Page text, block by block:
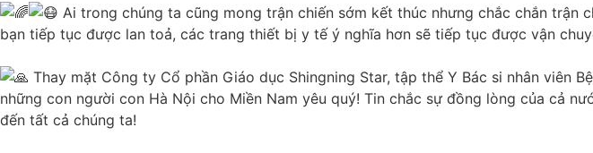
Ai trong chúng ta cũng mong trận chiến sớm kết thúc nhưng chắc chắn
bạn tiếp tục được lan toả, các trang thiết bị y tế ý nghĩa hơn sẽ tiếp tục được vận
Thay mặt Công ty Cổ phần Giáo dục Shingning Star, tập thể Y Bác si nhân viên
những con người con Hà Nội cho Miền Nam yêu quý! Tin chắc sự đồng lòng của cả
đến tất cả chúng ta!